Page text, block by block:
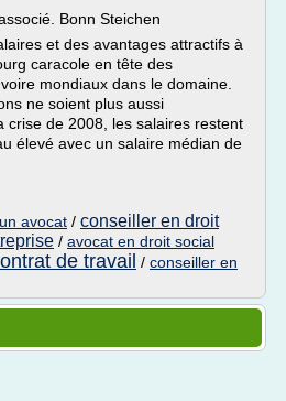
Bonn Steichen
et des avantages attractifs à
caracole en tête des
mondiaux dans le domaine.
ne soient plus aussi
crise de 2008, les salaires restent
élevé avec un salaire médian de
avocat / conseiller en droit
/ avocat en droit social
de travail / conseiller en